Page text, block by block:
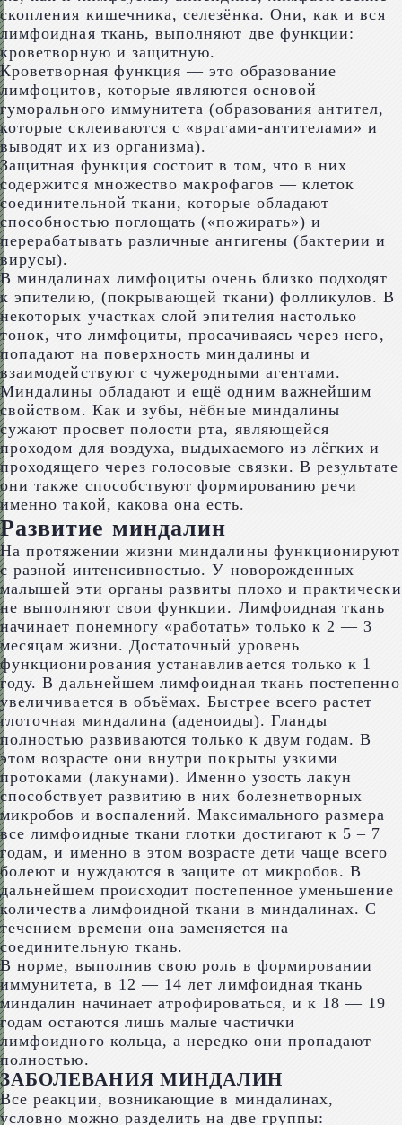
скопления кишечника, селезёнка. Они, как и вся
лимфоидная ткань, выполняют две функции:
кроветворную и защитную.
Кроветворная функция — это образование
лимфоцитов, которые являются основой
гуморального иммунитета (образования антител,
которые склеиваются с «врагами-антителами» и
выводят их из организма).
Защитная функция состоит в том, что в них
содержится множество макрофагов — клеток
соединительной ткани, которые обладают
способностью поглощать («пожирать») и
перерабатывать различные ангигены (бактерии и
вирусы).
В миндалинах лимфоциты очень близко подходят
к эпителию, (покрывающей ткани) фолликулов. В
некоторых участках слой эпителия настолько
тонок, что лимфоциты, просачиваясь через него,
попадают на поверхность миндалины и
взаимодействуют с чужеродными агентами.
Миндалины обладают и ещё одним важнейшим
свойством. Как и зубы, нёбные миндалины
сужают просвет полости рта, являющейся
проходом для воздуха, выдыхаемого из лёгких и
проходящего через голосовые связки. В результате
они также способствуют формированию речи
именно такой, какова она есть.
Развитие миндалин
На протяжении жизни миндалины функционируют
с разной интенсивностью. У новорожденных
малышей эти органы развиты плохо и практически
не выполняют свои функции. Лимфоидная ткань
начинает понемногу «работать» только к 2 — 3
месяцам жизни. Достаточный уровень
функционирования устанавливается только к 1
году. В дальнейшем лимфоидная ткань постепенно
увеличивается в объёмах. Быстрее всего растет
глоточная миндалина (аденоиды). Гланды
полностью развиваются только к двум годам. В
этом возрасте они внутри покрыты узкими
протоками (лакунами). Именно узость лакун
способствует развитию в них болезнетворных
микробов и воспалений. Максимального размера
все лимфоидные ткани глотки достигают к 5 – 7
годам, и именно в этом возрасте дети чаще всего
болеют и нуждаются в защите от микробов. В
дальнейшем происходит постепенное уменьшение
количества лимфоидной ткани в миндалинах. С
течением времени она заменяется на
соединительную ткань.
В норме, выполнив свою роль в формировании
иммунитета, в 12 — 14 лет лимфоидная ткань
миндалин начинает атрофироваться, и к 18 — 19
годам остаются лишь малые частички
лимфоидного кольца, а нередко они пропадают
полностью.
ЗАБОЛЕВАНИЯ МИНДАЛИН
Все реакции, возникающие в миндалинах,
условно можно разделить на две группы: